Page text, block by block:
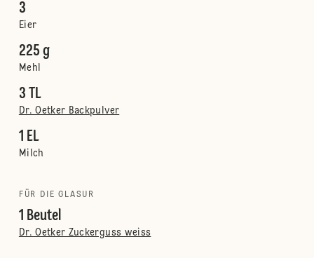
3
Eier
225 g
Mehl
3 TL
Dr. Oetker Backpulver
1 EL
Milch
FÜR DIE GLASUR
1 Beutel
Dr. Oetker Zuckerguss weiss